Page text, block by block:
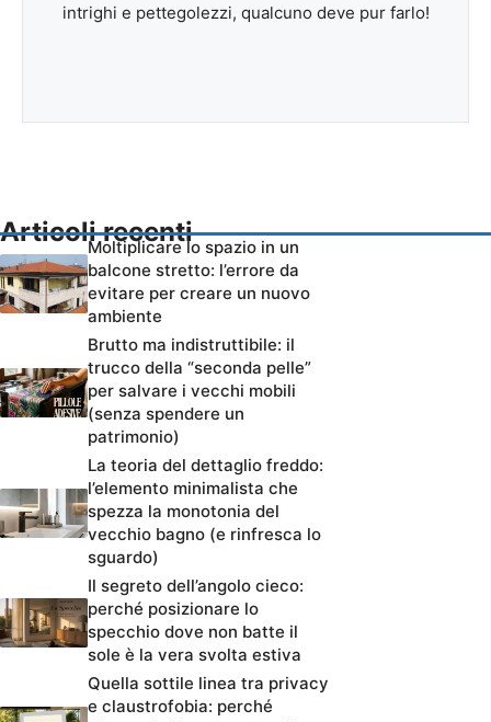
intrighi e pettegolezzi, qualcuno deve pur farlo!
Articoli recenti
Moltiplicare lo spazio in un
balcone stretto: l’errore da
evitare per creare un nuovo
ambiente
Brutto ma indistruttibile: il
trucco della “seconda pelle”
per salvare i vecchi mobili
(senza spendere un
patrimonio)
La teoria del dettaglio freddo:
l’elemento minimalista che
spezza la monotonia del
vecchio bagno (e rinfresca lo
sguardo)
Il segreto dell’angolo cieco:
perché posizionare lo
specchio dove non batte il
sole è la vera svolta estiva
Quella sottile linea tra privacy
e claustrofobia: perché